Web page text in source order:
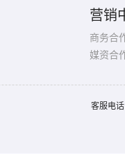
营销
商务合
媒资合
客服电